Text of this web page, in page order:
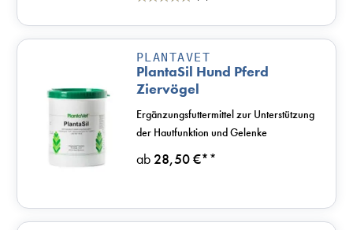
PLANTAVET
PlantaSil Hund Pferd
Ziervögel
ab 28,50 €**
Ergänzungsfuttermittel zur Unterstützung
der Hautfunktion und Gelenke